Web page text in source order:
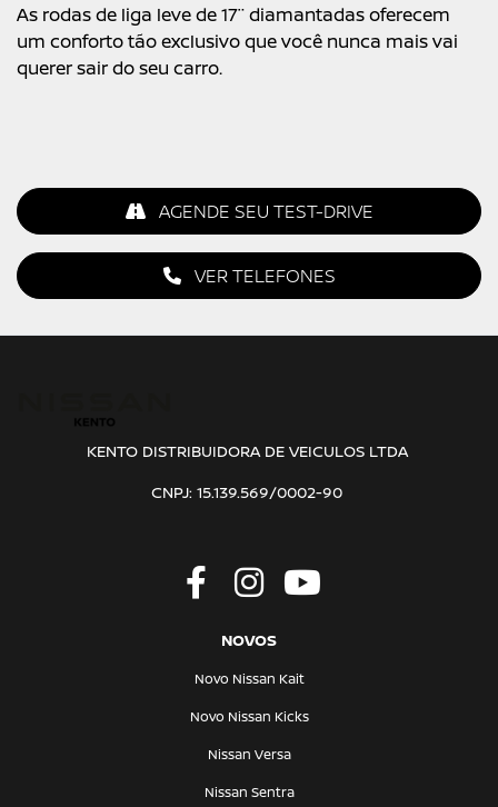
As rodas de liga leve de 17¨ diamantadas oferecem
um conforto tão exclusivo que você nunca mais vai
querer sair do seu carro.
VER TELEFONES
AGENDE SEU TEST-DRIVE
KENTO DISTRIBUIDORA DE VEICULOS LTDA
CNPJ: 15.139.569/0002-90
NOVOS
Novo Nissan Kait
Novo Nissan Kicks
Nissan Versa
Nissan Sentra